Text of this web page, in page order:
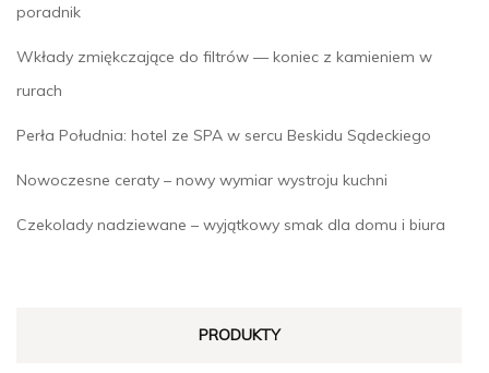
poradnik
Wkłady zmiękczające do filtrów — koniec z kamieniem w
rurach
Perła Południa: hotel ze SPA w sercu Beskidu Sądeckiego
Nowoczesne ceraty – nowy wymiar wystroju kuchni
Czekolady nadziewane – wyjątkowy smak dla domu i biura
PRODUKTY